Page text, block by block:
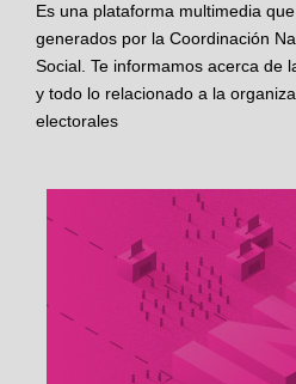
Es una plataforma multimedia
generados por la Coordinación
Social. Te informamos acerca de
y todo lo relacionado a la
electorales